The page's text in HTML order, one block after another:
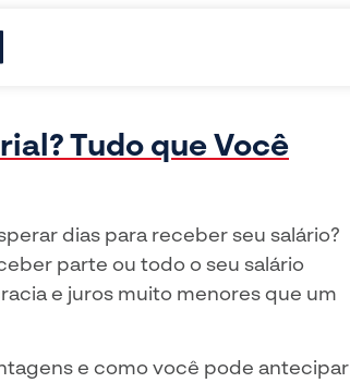
Tudo que Você
dias para receber seu salário?
parte ou todo o seu salário
e juros muito menores que um
e como você pode antecipar